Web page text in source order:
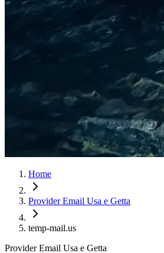
Home
Provider Email Usa e Getta
temp-mail.us
Provider Email Usa e Getta